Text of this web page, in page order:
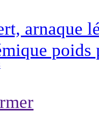
arnaque
poids